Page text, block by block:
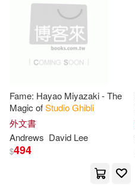
Fame: Hayao Miyazaki - The
Magic ofStudioGhibli
外文書
Andrews David Lee
$494